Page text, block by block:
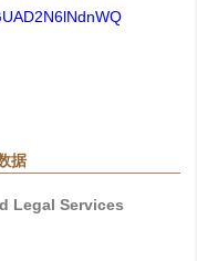
据
Legal Services